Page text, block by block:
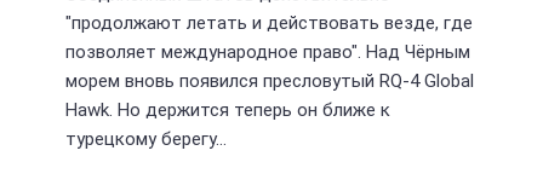
"продолжают летать и действовать везде, где
позволяет международное право". Над Чёрным
морем вновь появился пресловутый RQ-4 Global
Hawk. Но держится теперь он ближе к
турецкому берегу…